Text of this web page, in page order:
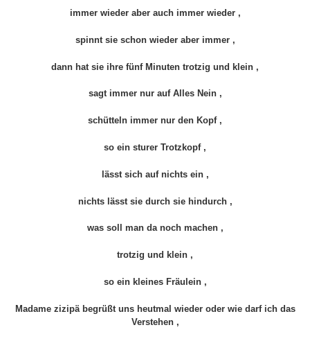
immer wieder aber auch immer wieder ,
spinnt sie schon wieder aber immer ,
dann hat sie ihre fünf Minuten trotzig und klein ,
sagt immer nur auf Alles Nein ,
schütteln immer nur den Kopf ,
so ein sturer Trotzkopf ,
lässt sich auf nichts ein ,
nichts lässt sie durch sie hindurch ,
was soll man da noch machen ,
trotzig und klein ,
so ein kleines Fräulein ,
Madame zizipä begrüßt uns heutmal wieder oder wie darf ich das
Verstehen ,